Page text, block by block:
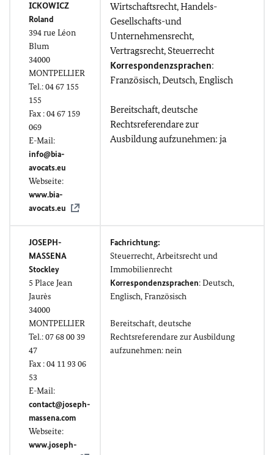
ICKOWICZ
Roland
394rue Léon
Blum
34000
MONTPELLIER
Tel.: 04 67 155
155
Fax : 04 67 159
069
E-Mail:
info@bia-
avocats.eu
Webseite:
www.bia-
avocats.eu
Wirtschaftsrecht, Handels-
Gesellschafts-und
Unternehmensrecht,
Vertragsrecht, Steuerrecht
Korrespondenzsprachen:
Französisch, Deutsch, Englisch
Bereitschaft, deutsche
Rechtsreferendare zur
Ausbildung aufzunehmen: ja
JOSEPH-
MASSENA
Stockley
5 Place Jean
Jaurès
34000
MONTPELLIER
Tel.: 07 68 00 39
47
Fax : 04 11 93 06
53
E-Mail:
contact@joseph-
massena.com
Webseite:
www.joseph-
Fachrichtung:
Steuerrecht, Arbeitsrecht und
Immobilienrecht
Korrespondenzsprachen: Deutsch,
Englisch, Französisch
Bereitschaft, deutsche
Rechtsreferendare zur Ausbildung
aufzunehmen: nein